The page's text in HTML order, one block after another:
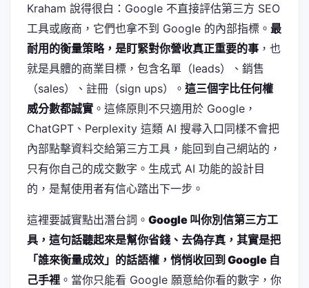
Kraham 說得很白：Google 不直接評估第三方 SEO
工具或廠商，它們也拿不到 Google 的內部指標。 最
耐用的衡量策略，是盯緊對你營收真正重要的事 ，也
就是具體的商業目標，包含名單（leads）、銷售
（sales）、註冊（sign ups）。 這三個字比任何權
威分數都誠實 。這條原則不只適用於 Google，
ChatGPT、Perplexity 這類 AI 搜尋入口同樣不會把
內部點擊資料交給第三方工具，能回到自己網站的，
只有你自己的成交數字。生成式 AI 功能的設計目
的，是幫使用者有信心踏出下一步。
這裡要誠實點出潛台詞。 Google 叫你別信第三方工
具，這句話聽起來是幫你省錢、去偽存真，其實是把
「誰來衡量成效」的話語權，悄悄收回到 Google 自
己手裡 。當你只能看 Google 願意給你看的數字，你